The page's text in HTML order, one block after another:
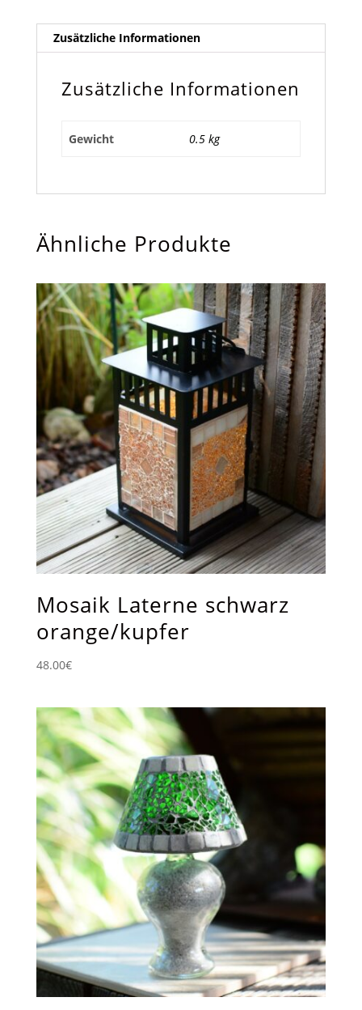
Zusätzliche Informationen
Zusätzliche Informationen
Gewicht 0.5 kg
Ähnliche Produkte
Mosaik Laterne schwarz
orange/kupfer
48.00€